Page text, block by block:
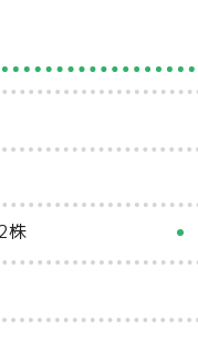
株